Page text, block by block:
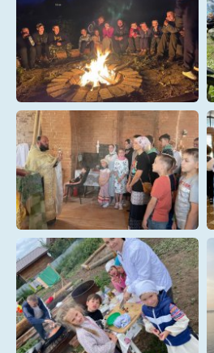
4D0XFOylllE
99999999
ENGfT5cRl_8